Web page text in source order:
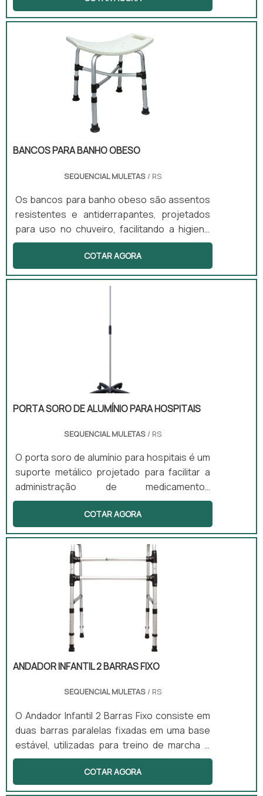
pessoas que enfrentam dificuldades leves
permitindo que o usuário encontre a
configuração mais confortável para seu uso,
tanto em ambientes internos quanto
BANCOS PARA BANHO OBESO
SEQUENCIAL MULETAS/ RS
Os bancos para banho obeso são assentos
resistentes e antiderrapantes, projetados
para uso no chuveiro, facilitando a higiene
pessoal com segurança. Este produto é ideal
para pessoas com mobilidade limitada ou em
recuperação, pois reduz o risco de quedas
no banheiro. Disponíveis em versões com ou
necessidades dos usuários.
COTAR AGORA
PORTA SORO DE ALUMÍNIO PARA HOSPITAIS
SEQUENCIAL MULETAS/ RS
O porta soro de alumínio para hospitais é um
suporte metálico projetado para facilitar a
administração de medicamentos
intravenosos. Equipado com rodízios e
ganchos para fixação de bolsas de soro,
esse produto permite a mobilidade do
paciente durante as infusões,
proporcionando maior conforto e
praticidade. Com altura ajustável e uma base
estável, o porta soro é ideal para uso
hospitalar, ambulatorial ou domiciliar.
COTAR AGORA
ANDADOR INFANTIL 2 BARRAS FIXO
SEQUENCIAL MULETAS/ RS
O Andador Infantil 2 Barras Fixo consiste em
duas barras paralelas fixadas em uma base
estável, utilizadas para treino de marcha e
equilíbrio. Este equipamento promove
reabilitação progressiva e fortalecimento
muscular, sendo especialmente benéfico
COTAR AGORA